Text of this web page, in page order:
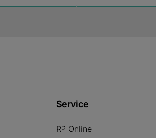
Service
RP Online